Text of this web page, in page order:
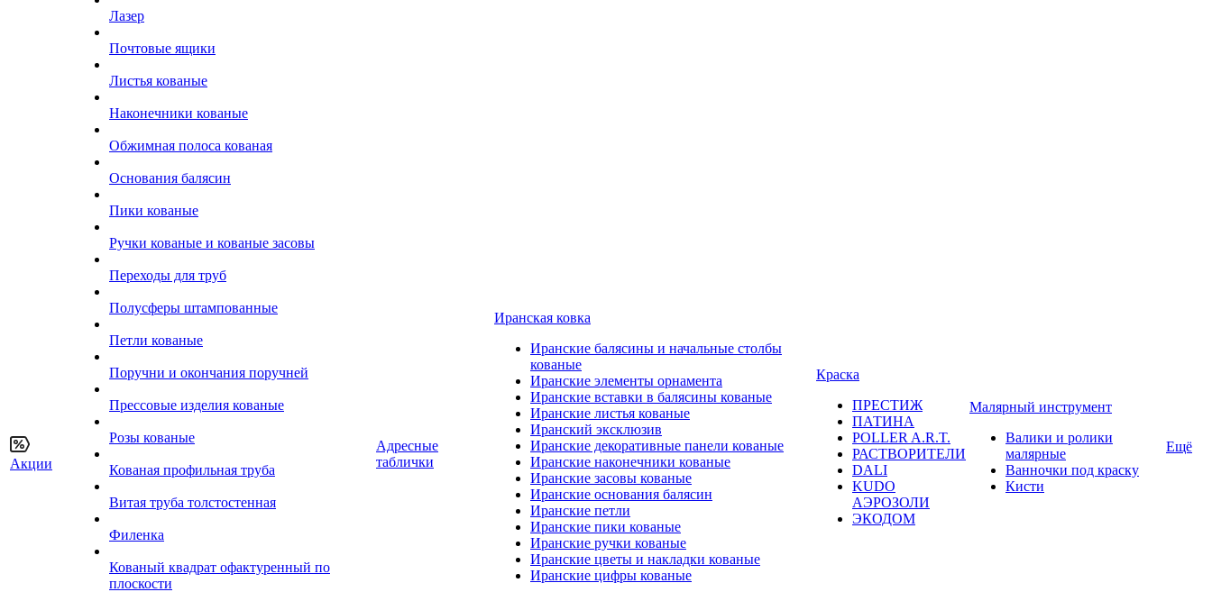
Акции
Лазер
Почтовые ящики
Листья кованые
Наконечники кованые
Обжимная полоса кованая
Основания балясин
Пики кованые
Ручки кованые и кованые засовы
Переходы для труб
Полусферы штампованные
Петли кованые
Поручни и окончания поручней
Прессовые изделия кованые
Розы кованые
Кованая профильная труба
Витая труба толстостенная
Филенка
Кованый квадрат офактуренный по
плоскости
Адресные
таблички
Иранская ковка
Иранские балясины и начальные столбы
кованые
Иранские элементы орнамента
Иранские вставки в балясины кованые
Иранские листья кованые
Иранский эксклюзив
Иранские декоративные панели кованые
Иранские наконечники кованые
Иранские засовы кованые
Иранские основания балясин
Иранские петли
Иранские пики кованые
Иранские ручки кованые
Иранские цветы и накладки кованые
Иранские цифры кованые
Краска
ПРЕСТИЖ
ПАТИНА
POLLER A.R.T.
РАСТВОРИТЕЛИ
DALI
KUDO
АЭРОЗОЛИ
ЭКОДОМ
Малярный инструмент
Валики и ролики
малярные
Ванночки под краску
Кисти
Ещё